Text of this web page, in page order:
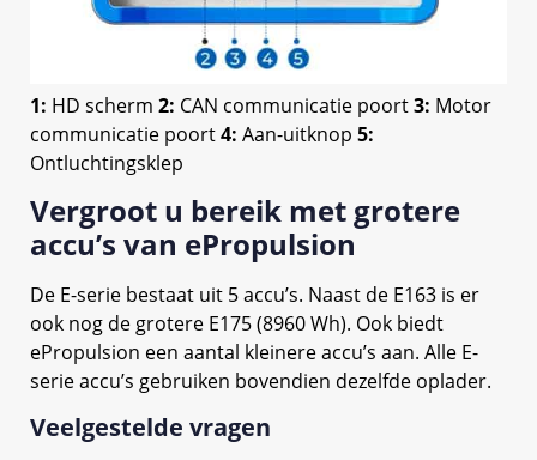
1: HD scherm 2: CAN communicatie poort3: Motor
communicatie poort4: Aan-uitknop 5:
Ontluchtingsklep
Vergroot u bereik met grotere
accu’s van ePropulsion
De E-serie bestaat uit 5 accu’s. Naast de E163 is er
ook nog de grotere E175 (8960 Wh). Ook biedt
ePropulsion een aantal kleinere accu’s aan. Alle E-
serie accu’s gebruiken bovendien dezelfde oplader.
Veelgestelde vragen